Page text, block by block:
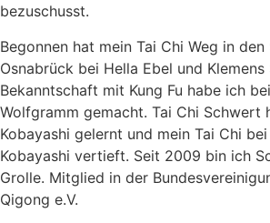
bezuschusst.
Begonnen hat mein Tai Chi Weg in
Osnabrück bei Hella Ebel und Klemens
Bekanntschaft mit Kung Fu habe ich
Wolfgramm gemacht. Tai Chi Schwert
Kobayashi gelernt und mein Tai Chi
Kobayashi vertieft. Seit 2009 bin ich
Grolle. Mitglied in der
Qigong e.V.